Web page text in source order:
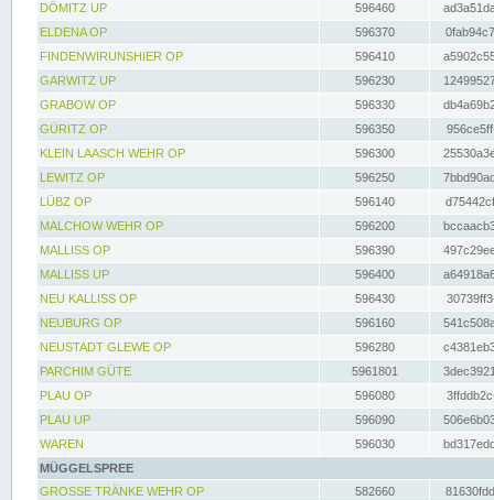
DÖMITZ UP
596460
ELDENA OP
596370
FINDENWIRUNSHIER OP
596410
GARWITZ UP
596230
GRABOW OP
596330
GÜRITZ OP
596350
KLEIN LAASCH WEHR OP
596300
LEWITZ OP
596250
LÜBZ OP
596140
MALCHOW WEHR OP
596200
MALLISS OP
596390
MALLISS UP
596400
NEU KALLISS OP
596430
NEUBURG OP
596160
NEUSTADT GLEWE OP
596280
PARCHIM GÜTE
5961801
PLAU OP
596080
PLAU UP
596090
WAREN
596030
MÜGGELSPREE
GROSSE TRÄNKE WEHR OP
582660